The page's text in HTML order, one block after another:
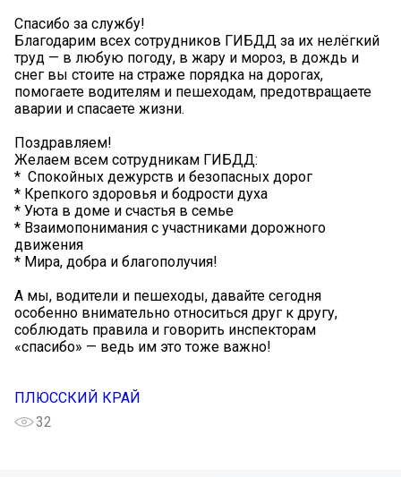
Спасибо за службу!
Благодарим всех сотрудников ГИБДД за их нелёгкий
труд — в любую погоду, в жару и мороз, в дождь и
снег вы стоите на страже порядка на дорогах,
помогаете водителям и пешеходам, предотвращаете
аварии и спасаете жизни.
Поздравляем!
Желаем всем сотрудникам ГИБДД:
* ️ Спокойных дежурств и безопасных дорог
* Крепкого здоровья и бодрости духа
* Уюта в доме и счастья в семье
* Взаимопонимания с участниками дорожного
движения
* Мира, добра и благополучия!
А мы, водители и пешеходы, давайте сегодня
особенно внимательно относиться друг к другу,
соблюдать правила и говорить инспекторам
«спасибо» — ведь им это тоже важно!
ПЛЮССКИЙ КРАЙ
32